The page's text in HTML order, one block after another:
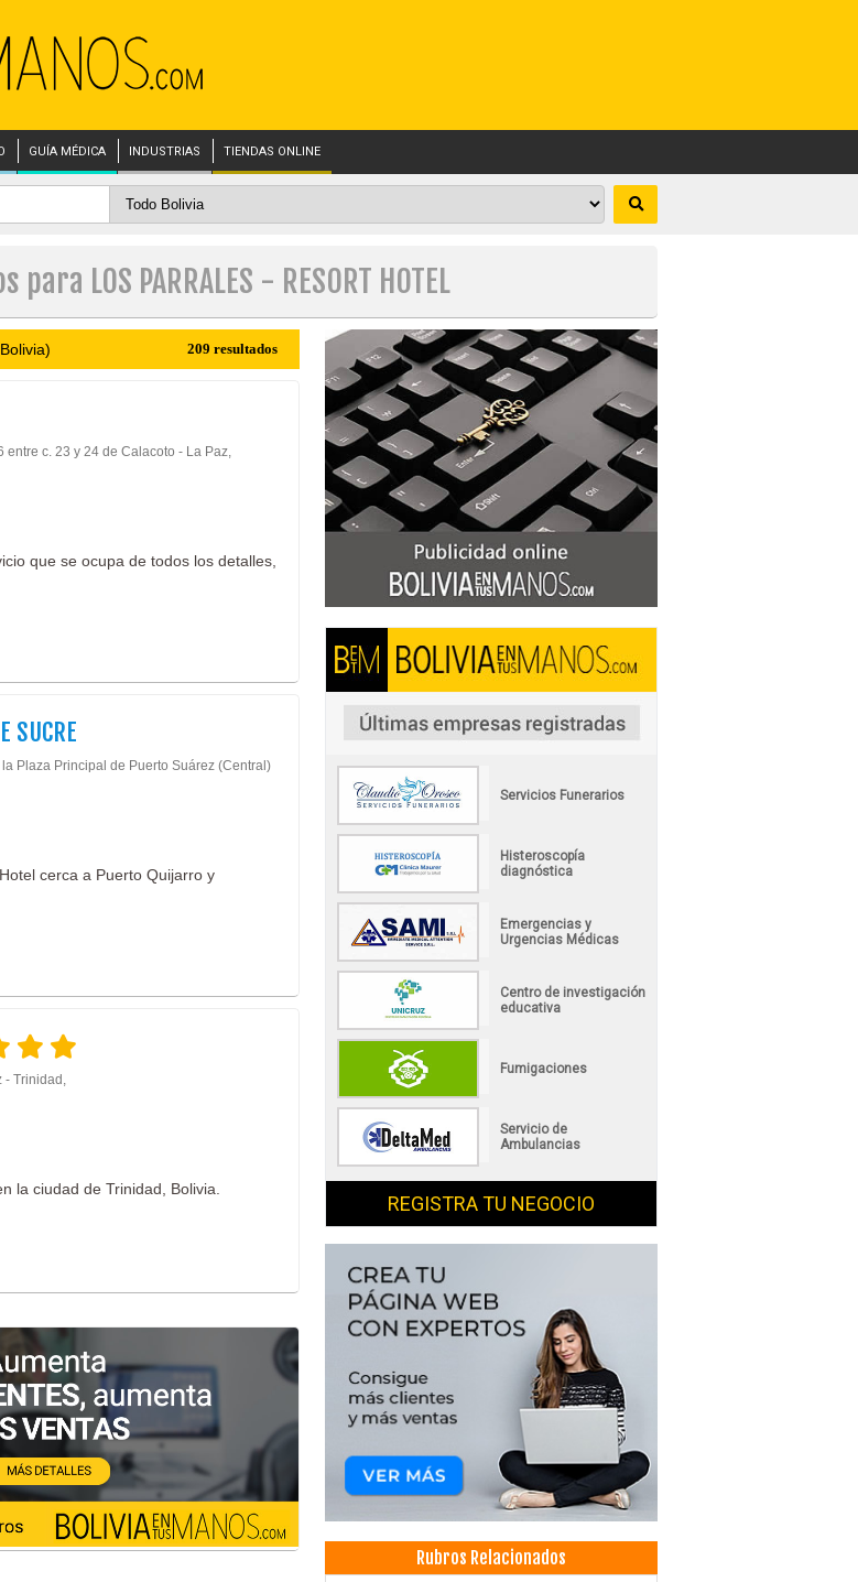
GUÍA MÉDICA INDUSTRIAS TIENDAS ONLINE
LOS PARRALES - RESORT HOTEL
209 resultados
entre c. 23 y 24 de Calacoto - La Paz,
que se ocupa de todos los detalles,
SUCRE
Plaza Principal de Puerto Suárez (Central)
cerca a Puerto Quijarro y
- Trinidad,
la ciudad de Trinidad, Bolivia.
Servicios Funerarios
Histeroscopía
diagnóstica
Emergencias y
Urgencias Médicas
Centro de investigación
educativa
Fumigaciones
Servicio de
Ambulancias
REGISTRA TU NEGOCIO
Rubros Relacionados